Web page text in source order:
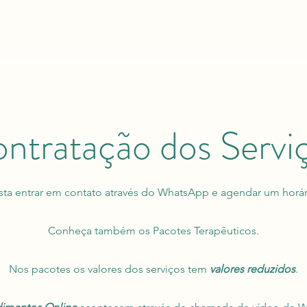
dos
entrar em contato através do WhatsApp e agendar um
Conheça também os Pacotes Terapêuticos.
Nos pacotes os valores dos serviços tem valores reduzidos.